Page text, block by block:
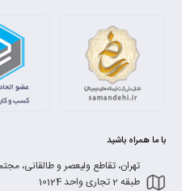
با ما همراه باشید
تهران، تقاطع ولیعصر و طالقانی،
طبقه 2 تجاری واحد 10124